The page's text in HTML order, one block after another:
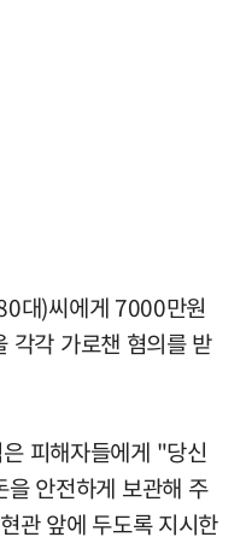
대)씨에게 7000만원
각 가로챈 혐의를 받
피해자들에게 "당신
안전하게 보관해 주
관 앞에 두도록 지시한